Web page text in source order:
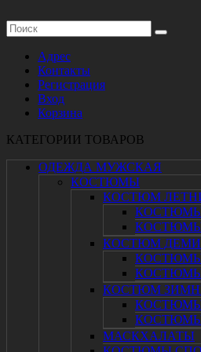
Адрес
Контакты
Регистрация
Вход
Корзина
КАТЕГОРИИ ТОВАРОВ
ОДЕЖДА МУЖСКАЯ
КОСТЮМЫ
КОСТЮМ
КОСТЮМЫ
КОСТЮМЫ
КОСТЮМ
КОСТЮМЫ
КОСТЮМЫ
КОСТЮМ
КОСТЮМЫ
КОСТЮМЫ
МАСКХАЛАТЫ